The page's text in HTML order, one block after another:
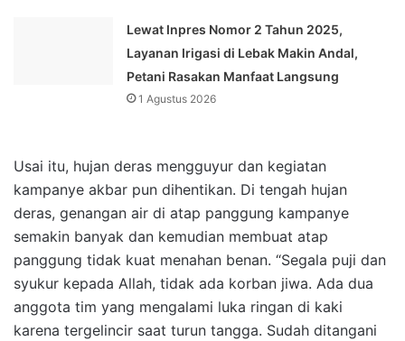
Lewat Inpres Nomor 2 Tahun 2025,
Layanan Irigasi di Lebak Makin Andal,
Petani Rasakan Manfaat Langsung
1 Agustus 2026
Usai itu, hujan deras mengguyur dan kegiatan
kampanye akbar pun dihentikan. Di tengah hujan
deras, genangan air di atap panggung kampanye
semakin banyak dan kemudian membuat atap
panggung tidak kuat menahan benan. “Segala puji dan
syukur kepada Allah, tidak ada korban jiwa. Ada dua
anggota tim yang mengalami luka ringan di kaki
karena tergelincir saat turun tangga. Sudah ditangani